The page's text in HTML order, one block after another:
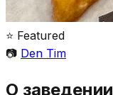
⭐ Featured
📷 Den Tim
О заведении